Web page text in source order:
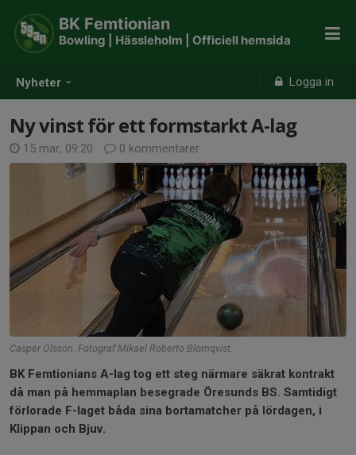
Nyheter Logga in
BK Femtionian
Bowling | Hässleholm | Officiell hemsida
Ny vinst för ett formstarkt A-lag
15 mar, 09:20 0 kommentarer
Casper Olsson. Fotograf Mikael Roberto Blomqvist.
BK Femtionians A-lag tog ett steg närmare säkrat kontrakt
då man på hemmaplan besegrade Öresunds BS. Samtidigt
förlorade F-laget båda sina bortamatcher på lördagen, i
Klippan och Bjuv.